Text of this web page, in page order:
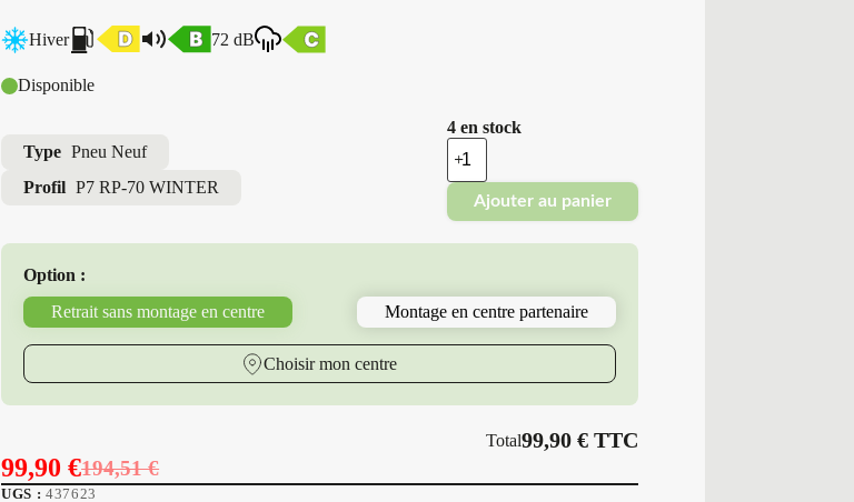
Hiver 72 dB
Disponible
Type Pneu Neuf
Profil P7 RP-70 WINTER
4 en stock
quantité
de
Platin
Erol
-
Pneus
215/65R16
98
WINTER
Ajouter au panier
Option :
Retrait sans montage en centre
Montage en centre partenaire
Choisir mon centre
Total99,90 €TTC
194,51€
Le
99,90€Le
UGS : 437623